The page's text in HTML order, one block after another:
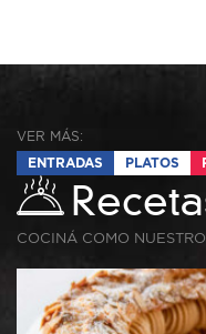
VER MÁS:
ENTRADAS
PLATOS
COCINÁ COMO